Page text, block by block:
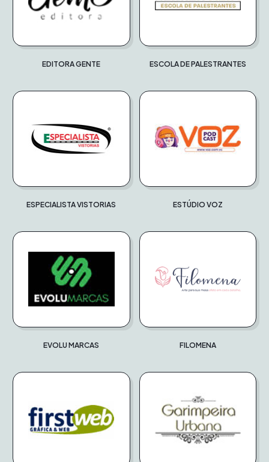
EDITORA GENTE ESCOLA DE PALESTRANTES
ESPECIALISTA VISTORIAS ESTÚDIO VOZ
EVOLU MARCAS FILOMENA